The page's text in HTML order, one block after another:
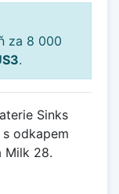
za 8 000
.
Sinks
odkapem
Milk 28.